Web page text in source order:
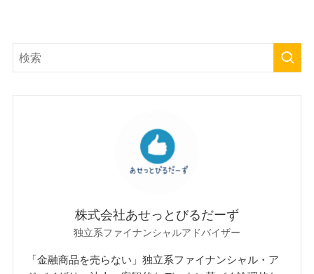
配当生活の最適解は「法人
界と投資会社の真価
NISAはただの「箱」に過
NISAの正体と資産形成の
2026年5月2日